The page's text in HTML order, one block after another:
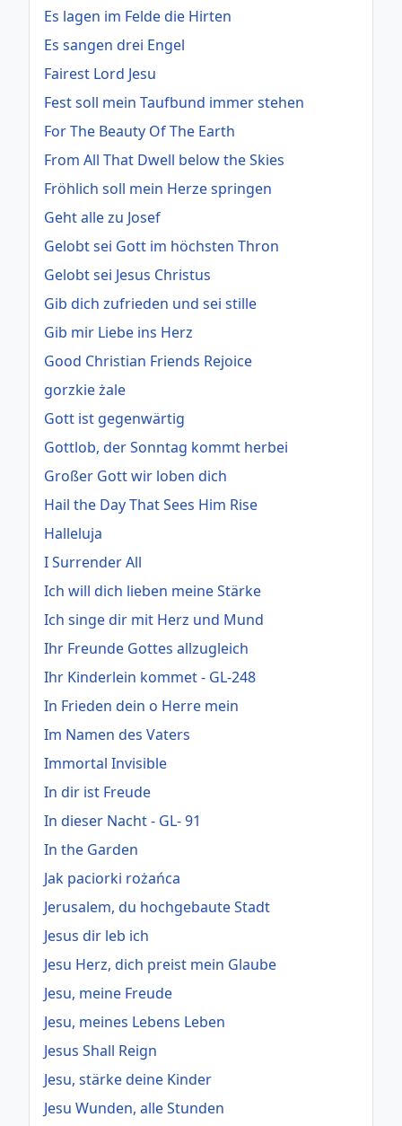
Es lagen im Felde die Hirten
Es sangen drei Engel
Fairest Lord Jesu
Fest soll mein Taufbund immer stehen
For The Beauty Of The Earth
From All That Dwell below the Skies
Fröhlich soll mein Herze springen
Geht alle zu Josef
Gelobt sei Gott im höchsten Thron
Gelobt sei Jesus Christus
Gib dich zufrieden und sei stille
Gib mir Liebe ins Herz
Good Christian Friends Rejoice
gorzkie żale
Gott ist gegenwärtig
Gottlob, der Sonntag kommt herbei
Großer Gott wir loben dich
Hail the Day That Sees Him Rise
Halleluja
I Surrender All
Ich will dich lieben meine Stärke
Ich singe dir mit Herz und Mund
Ihr Freunde Gottes allzugleich
Ihr Kinderlein kommet - GL-248
In Frieden dein o Herre mein
Im Namen des Vaters
Immortal Invisible
In dir ist Freude
In dieser Nacht - GL- 91
In the Garden
Jak paciorki rożańca
Jerusalem, du hochgebaute Stadt
Jesus dir leb ich
Jesu Herz, dich preist mein Glaube
Jesu, meine Freude
Jesu, meines Lebens Leben
Jesus Shall Reign
Jesu, stärke deine Kinder
Jesu Wunden, alle Stunden